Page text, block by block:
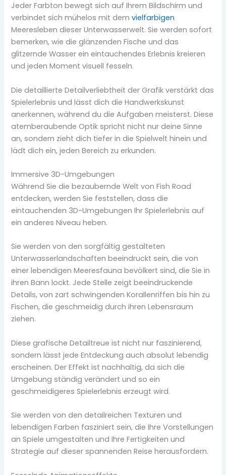
Jeder Farbton bewegt sich auf Ihrem Bildschirm und
verbindet sich mühelos mit demvielfarbigen
Meeresleben dieser Unterwasserwelt. Sie werden sofort
bemerken, wie die glänzenden Fische und das
glitzernde Wasser ein eintauchendes Erlebnis kreieren
und jeden Moment visuell fesseln.
Die detaillierte Detailverliebtheit der Grafik verstärkt das
Spielerlebnis und lässt dich die Handwerkskunst
anerkennen, während du die Aufgaben meisterst. Diese
atemberaubende Optik spricht nicht nur deine Sinne
an, sondern zieht dich tiefer in die Spielwelt hinein und
lädt dich ein, jeden Bereich zu erkunden.
Immersive 3D-Umgebungen
Während Sie die bezaubernde Welt von Fish Road
entdecken, werden Sie feststellen, dass die
eintauchenden 3D-Umgebungen Ihr Spielerlebnis auf
ein anderes Niveau heben.
Sie werden von den sorgfältig gestalteten
Unterwasserlandschaften beeindruckt sein, die von
einer lebendigen Meeresfauna bevölkert sind, die Sie in
ihren Bann lockt. Jede Stelle zeigt beeindruckende
Details, von zart schwingenden Korallenriffen bis hin zu
Fischen, die geschmeidig durch ihren Lebensraum
ziehen.
Diese grafische Detailtreue ist nicht nur faszinierend,
sondern lässt jede Entdeckung auch absolut lebendig
erscheinen. Der Effekt ist nachhaltig, da sich die
Umgebung ständig verändert und so ein
geschmeidigeres Spielerlebnis erzeugt wird.
Sie werden von den detailreichen Texturen und
lebendigen Farben fasziniert sein, die Ihre Vorstellungen
an Spiele umgestalten und Ihre Fertigkeiten und
Strategie auf dieser spannenden Reise herausfordern.